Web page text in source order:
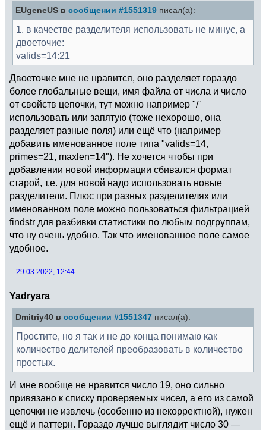
q=0;\\Статистику будем подсчитывать для
каждого круга величиной step
for(g=1,#pat,
system(strprintf("title
%de%d:%s",h\step,logint(step,10),strjoin(st
rsplit(ff[g],"-")[2..3],"-")));\\Вывод
текущего прогресса в заголовок окна консоли
read(concat(pat[g],".pat"));
z=vectorsmall(#v,i,!issquare(v[i]));\\Сформ
ируем вектор флагов squarefree в паттерне
forstep(ii=floor(h/pp.mod),ceil((h+step-
1)/pp.mod),227*10^6,\\ВАЖНО: чтобы не
считать лишнего эта величина не должна
сильно превышать
ceil(step/440538835723387181869888800)!
printf("%s:
%0.3fe35\t\t%c",ff[g],
(lift(pp)+pp.mod*ii)/1e35,13);
vi=extern(strexpand(pat[g],".exe ",ii,"
for(t=1,#vi,
n=lift(pp)+pp.mod*vi[t];
if(n<h ||
n>=h+step, next);
if(
\\!
(z[1]>0 && !ispseudoprime((n+0)/v[1])) ||
\\!
(z[2]>0 && !ispseudoprime((n+1)/v[2])) ||
\\!
(z[3]>0 && !ispseudoprime((n+2)/v[3])) ||
(z[4]>0 && !ispseudoprime((n+3)/v[4])) ||
EUgeneUS в сообщении #1551319 писал(а):
1. в качестве разделителя использовать не минус, а
двоеточие:
valids=14:21
Двоеточие мне не нравится, оно разделяет гораздо
более глобальные вещи, имя файла от числа и число
от свойств цепочки, тут можно например "/"
использовать или запятую (тоже нехорошо, она
разделяет разные поля) или ещё что (например
добавить именованное поле типа "valids=14,
primes=21, maxlen=14"). Не хочется чтобы при
добавлении новой информации сбивался формат
старой, т.е. для новой надо использовать новые
разделители. Плюс при разных разделителях или
именованном поле можно пользоваться фильтрацией
findstr для разбивки статистики по любым подгруппам,
что ну очень удобно. Так что именованное поле самое
удобное.
-- 29.03.2022, 12:44 --
Yadryara
Dmitriy40 в сообщении #1551347 писал(а):
Простите, но я так и не до конца понимаю как
количество делителей преобразовать в количество
простых.
И мне вообще не нравится число 19, оно сильно
привязано к списку проверяемых чисел, а его из самой
цепочки не извлечь (особенно из некорректной), нужен
ещё и паттерн. Гораздо лучше выглядит число 30 —